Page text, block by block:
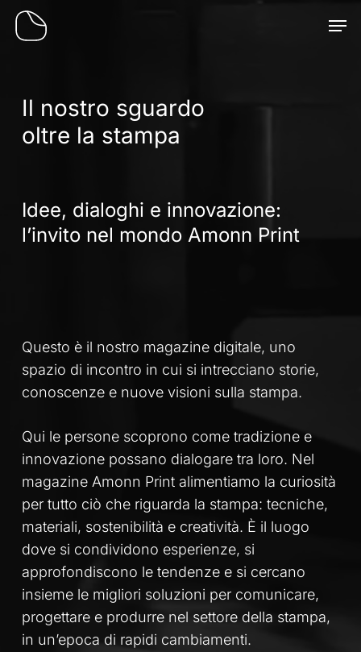
Skip
Il nostro sguardo
oltre la stampa
Idee, dialoghi e innovazione:
l’invito nel mondo Amonn Print
Questo è il nostro magazine digitale, uno
spazio di incontro in cui si intrecciano storie,
conoscenze e nuove visioni sulla stampa.
Qui le persone scoprono come tradizione e
innovazione possano dialogare tra loro. Nel
magazine Amonn Print alimentiamo la curiosità
per tutto ciò che riguarda la stampa: tecniche,
materiali, sostenibilità e creatività. È il luogo
dove si condividono esperienze, si
approfondiscono le tendenze e si cercano
insieme le migliori soluzioni per comunicare,
progettare e produrre nel settore della stampa,
in un’epoca di rapidi cambiamenti.